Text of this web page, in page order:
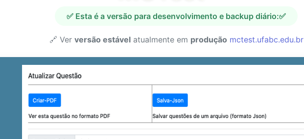
✅ Esta é a versão para desenvolvimento e backup diário:✅
🔗 Ver versão estávelatualmente em produção mctest.ufabc.edu.br